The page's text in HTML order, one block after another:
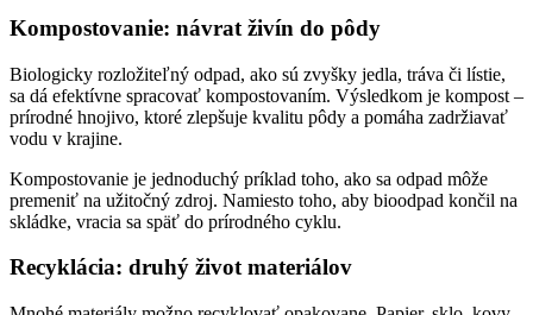
Kompostovanie: návrat živín do pôdy
Biologicky rozložiteľný odpad, ako sú zvyšky jedla, tráva či lístie,
sa dá efektívne spracovať kompostovaním. Výsledkom je kompost –
prírodné hnojivo, ktoré zlepšuje kvalitu pôdy a pomáha zadržiavať
vodu v krajine.
Kompostovanie je jednoduchý príklad toho, ako sa odpad môže
premeniť na užitočný zdroj. Namiesto toho, aby bioodpad končil na
skládke, vracia sa späť do prírodného cyklu.
Recyklácia: druhý život materiálov